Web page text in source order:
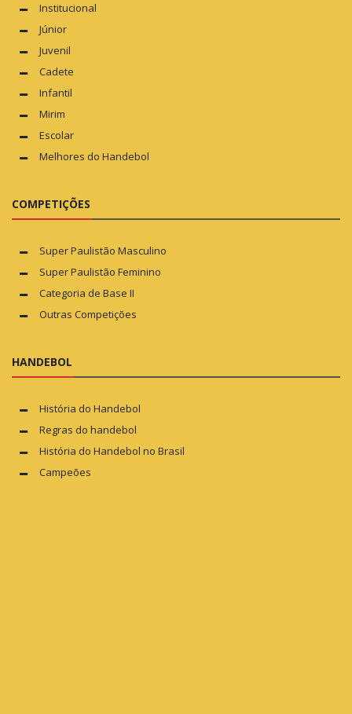
Institucional
Júnior
Juvenil
Cadete
Infantil
Mirim
Escolar
Melhores do Handebol
COMPETIÇÕES
Super Paulistão Masculino
Super Paulistão Feminino
Categoria de Base II
Outras Competições
HANDEBOL
História do Handebol
Regras do handebol
História do Handebol no Brasil
Campeões